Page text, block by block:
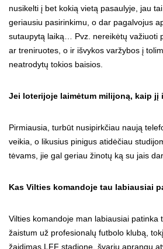
nusikelti į bet kokią vietą pasaulyje, jau
geriausiu pasirinkimu, o dar pagalvojus
sutaupytą laiką… Pvz. nereikėtų važiuoti
ar treniruotes, o ir išvykos varžybos į
neatrodytų tokios baisios.
Jei loterijoje laimėtum milijoną, kaip jį
Pirmiausia, turbūt nusipirkčiau naują
veikia, o likusius pinigus atidėčiau
tėvams, jie gal geriau žinotų ką su jais
Kas Vilties komandoje tau labiausiai
Vilties komandoje man labiausiai patinka
žaistum už profesionalų futbolo klubą,
žaidimas LFF stadione, švarių aprangų